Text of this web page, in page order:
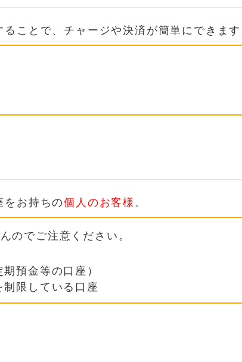
ことで、チャージや決済が簡単にできま
をお持ちの個人のお客様 。
のでご注意ください。
預金等の口座）
限している口座